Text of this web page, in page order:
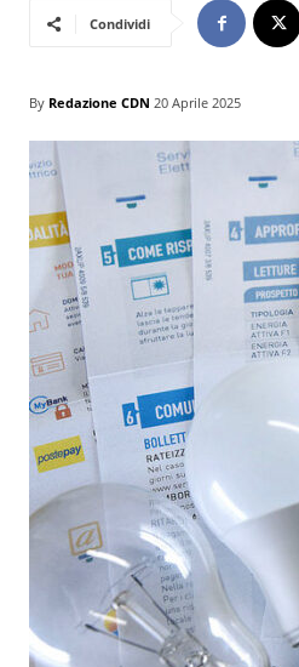
Condividi
By Redazione CDN 20 Aprile 2025